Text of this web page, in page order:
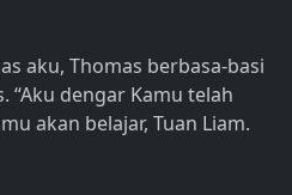
aku, Thomas berbasa-basi
“Aku dengar Kamu telah
akan belajar, Tuan Liam.